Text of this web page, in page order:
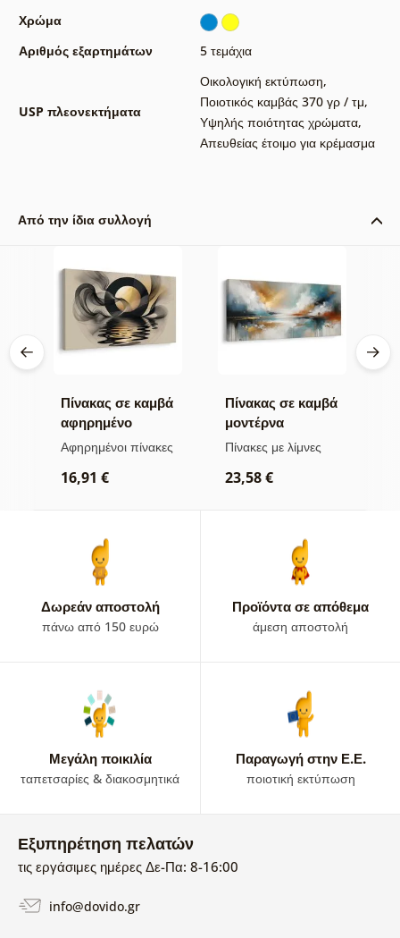
Χρώμα
Αριθμός εξαρτημάτων
5 τεμάχια
USP πλεονεκτήματα
Οικολογική εκτύπωση,
Ποιοτικός καμβάς 370 γρ / τμ,
Υψηλής ποιότητας χρώματα,
Απευθείας έτοιμο για κρέμασμα
Από την ίδια συλλογή
Πίνακας σε καμβά
αφηρημένο
φεγγάρι κοντά στο
Αφηρημένοι πίνακες
16,91 €
Πίνακας σε καμβά
μοντέρνα
αφαίρεση με φύση
Πίνακες με λίμνες
23,58 €
Δωρεάν αποστολή
πάνω από 150 ευρώ
Προϊόντα σε απόθεμα
άμεση αποστολή
Μεγάλη ποικιλία
ταπετσαρίες & διακοσμητικά
Παραγωγή στην Ε.Ε.
ποιοτική εκτύπωση
Εξυπηρέτηση πελατών
τις εργάσιμες ημέρες Δε-Πα: 8-16:00
info@dovido.gr